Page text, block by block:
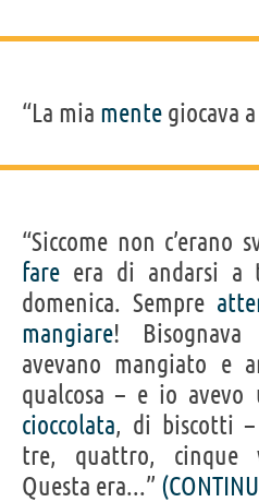
“La mia mente giocava a
“Siccome non c’erano
fare era di andarsi
domenica. Sempre
mangiare!
avevano mangiato e
qualcosa – e io avevo
cioccolata, di biscotti –
tre, quattro, cinque
Questa era...”